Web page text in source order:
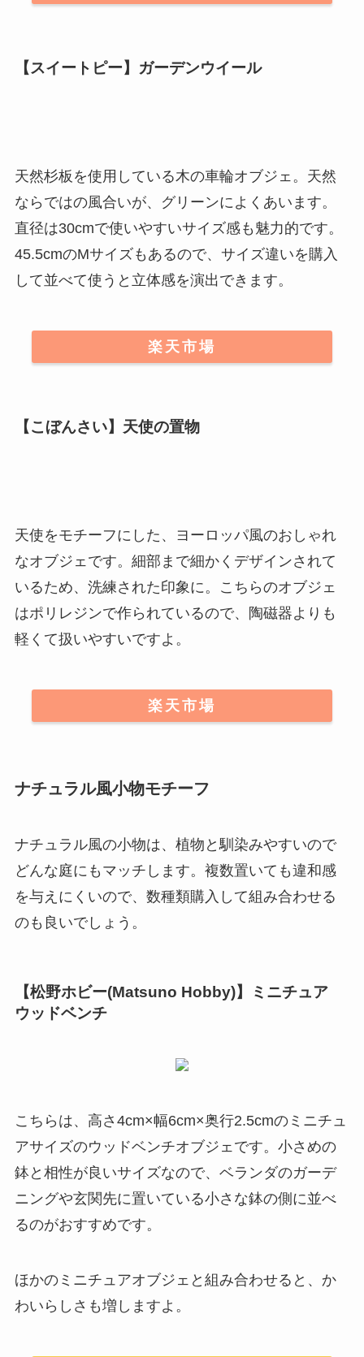
【スイートピー】ガーデンウイール
ならではの風合いが、グリーンによくあいます。
天使をモチーフにした、ヨーロッパ風のおしゃれ
なオブジェです。細部まで細かくデザインされて
はポリレジンで作られているので、
楽天市場
ナチュラル風の小物は、植物と馴染みやすいので